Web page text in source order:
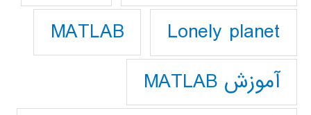
Lonely planet
MATLAB
آموزش MATLAB